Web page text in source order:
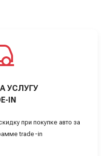
УСЛУГУ
IN
при покупке авто за
trade-in